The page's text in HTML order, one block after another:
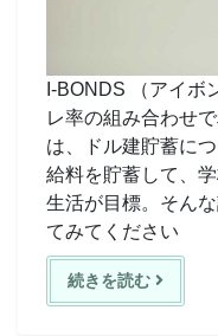
I-BONDS （アイボ
レ率の組み合わせ
は、ドル建貯蓄に
給料を貯蓄して、
生活が目標。そん
てみてください
続きを読む